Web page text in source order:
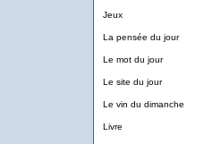
Jeux
La pensée du jour
Le mot du jour
Le site du jour
Le vin du dimanche
Livre